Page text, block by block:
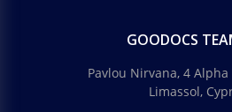
GOODOCS
Pavlou Nirvana, 4 Alpha
Limassol,